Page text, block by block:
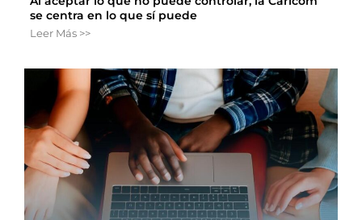
se centra en lo que sí puede
Leer Más >>